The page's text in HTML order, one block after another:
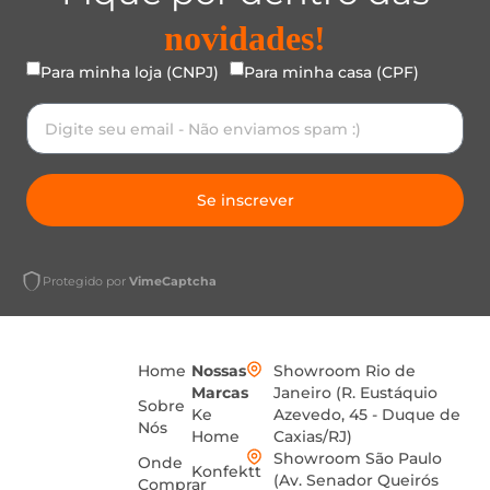
novidades!
Para minha loja (CNPJ) Para minha casa (CPF)
Se inscrever
Protegido por VimeCaptcha
Home
Sobre
Nós
Onde
Comprar
Nossas
Marcas
Ke
Home
Konfektt
Showroom Rio de
Janeiro (R. Eustáquio
Azevedo, 45 - Duque de
Caxias/RJ)
Showroom São Paulo
(Av. Senador Queirós